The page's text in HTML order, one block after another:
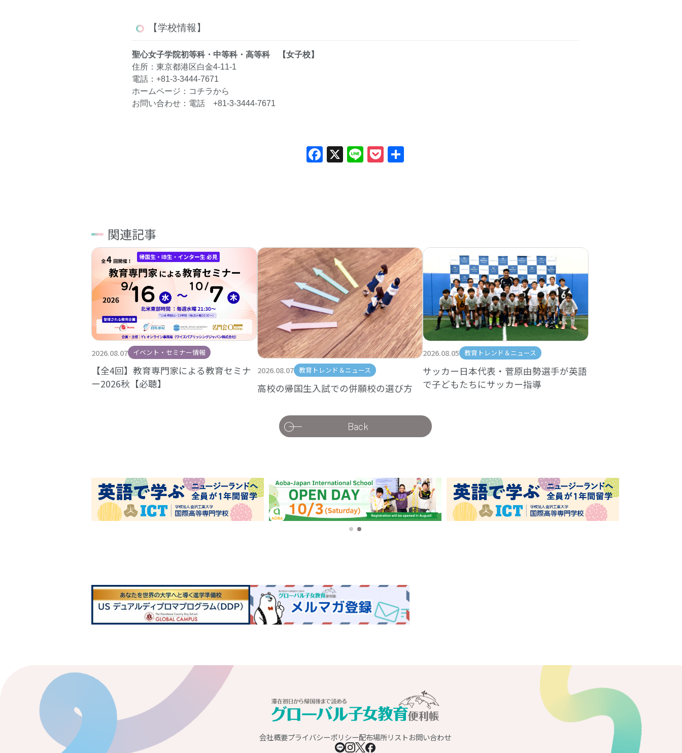
【学校情報】
聖心女子学院初等科・中等科・高等科 【女子校】
住所：東京都港区白金4-11-1
電話：+81-3-3444-7671
ホームページ： コチラから
お問い合わせ：電話 +81-3-3444-7671
Facebook
X LinePocket
関連記事
2026.08.07 イベント・セミナー情報
【全4回】教育専門家による教育セミナ
ー2026秋【必聴】
2026.08.07 教育トレンド＆ニュース
高校の帰国生入試での併願校の選び方
2026.08.05 教育トレンド＆ニュース
サッカー日本代表・菅原由勢選手が英語
で子どもたちにサッカー指導
Back
会社概要プライバシーポリシー配布場所リストお問い合わせ